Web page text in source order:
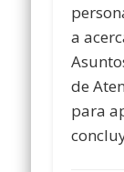
a
de
para